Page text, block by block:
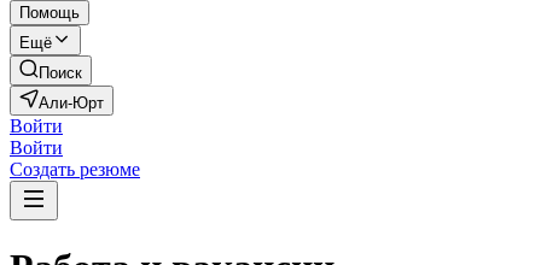
Помощь
Ещё
Поиск
Али-Юрт
Войти
Войти
Создать резюме